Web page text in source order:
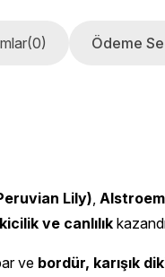
(0) Ödeme
Lily)
ve canlılık
ve bordür, karışık